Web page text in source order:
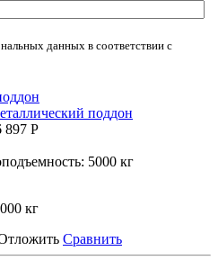
данных в соответствии с
897 Р
5000 кг
кг
Сравнить